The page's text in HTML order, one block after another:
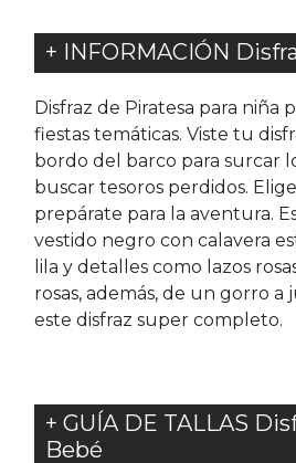
+ INFORMACIÓN
Disfraz de Piratesa para niña
fiestas temáticas. Viste tu
bordo del barco para surcar
buscar tesoros perdidos.
prepárate para la aventura.
vestido negro con calavera
lila y detalles como lazos
rosas, además, de un gorro a
este disfraz super completo.
+ GUÍA DE TALLAS
Bebé